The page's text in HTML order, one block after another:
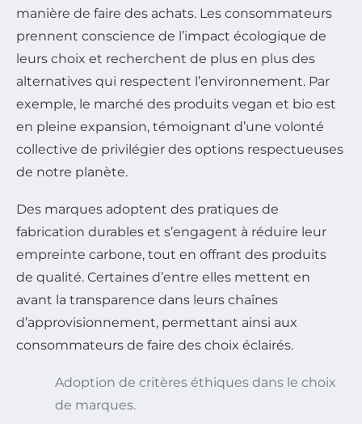
manière de faire des achats. Les consommateurs
prennent conscience de l’impact écologique de
leurs choix et recherchent de plus en plus des
alternatives qui respectent l’environnement. Par
exemple, le marché des produits vegan et bio est
en pleine expansion, témoignant d’une volonté
collective de privilégier des options respectueuses
de notre planète.
Des marques adoptent des pratiques de
fabrication durables et s’engagent à réduire leur
empreinte carbone, tout en offrant des produits
de qualité. Certaines d’entre elles mettent en
avant la transparence dans leurs chaînes
d’approvisionnement, permettant ainsi aux
consommateurs de faire des choix éclairés.
Adoption de critères éthiques dans le choix
de marques.